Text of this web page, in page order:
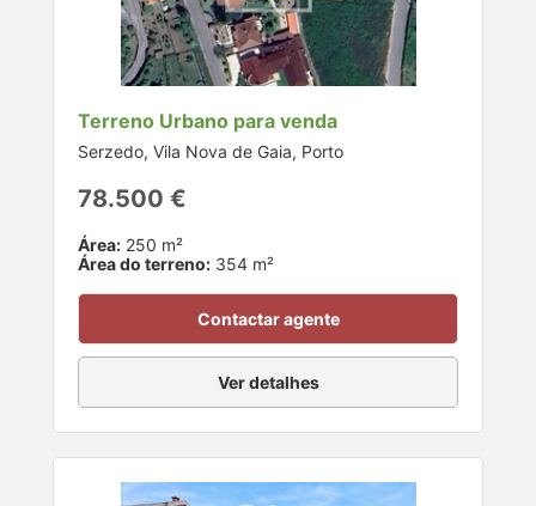
Terreno Urbano para venda
Serzedo, Vila Nova de Gaia, Porto
78.500 €
Área: 250 m²
Área do terreno: 354 m²
Contactar agente
Ver detalhes